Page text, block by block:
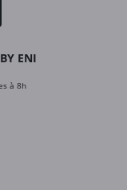
ENI
à 8h